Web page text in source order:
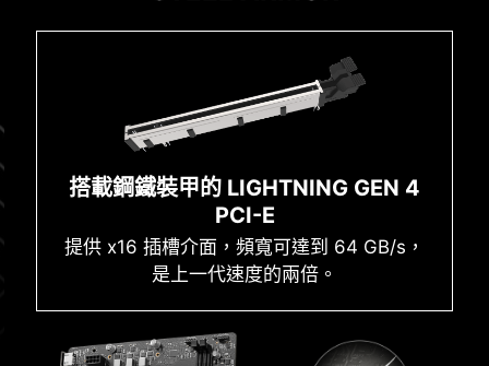
MSI 憑藉著對相容性的堅持，在研發團隊努力不懈
地測試相容性並確保所有的MSI產品在使用最新版本
的Microsoft Windows 11時，能夠帶給使用者最佳
* 將主機板裝入機殼時，請確保移除不必要的安裝支架。
搭載鋼鐵裝甲的 LIGHTNING GEN 4
PCI-E
提供 x16 插槽介面，頻寬可達到 64 GB/s，
是上一代速度的兩倍。
最新的 DDR5 記憶體支援，為 DDR 性能邁進一大步
! 結合獨家 SMT焊接工藝和 MSI Memory Boost 技
術，MSI PRO 系列為您激發更強悍的記憶體性能
先進的 SMT焊接工藝（Surface Mount
Technology），降低插槽焊點、電磁波和雜訊
信號。
應用程序中。進一步控制主機板功能，以釋放無限
Mystic Light